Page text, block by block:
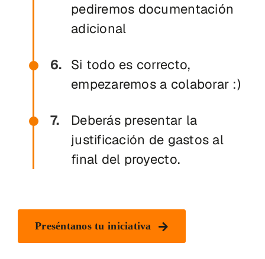
pediremos documentación
adicional
Si todo es correcto,
empezaremos a colaborar :)
Deberás presentar la
justificación de gastos al
final del proyecto.
Preséntanos tu iniciativa